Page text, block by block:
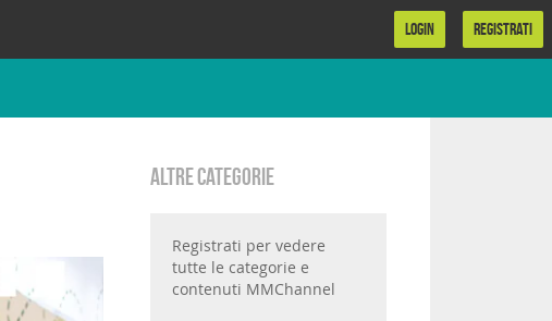
LOGIN REGISTRATI
Altre categorie
Registrati per vedere
tutte le categorie e
contenuti MMChannel